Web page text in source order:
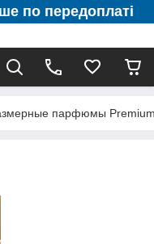
по передоплаті
парфюмы Premium